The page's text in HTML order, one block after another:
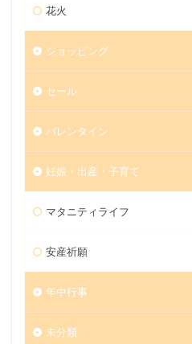
花火
ショッピング
セール
バレンタイン
妊娠・出産・子育て
マタニティライフ
安産祈願
年中行事
未分類